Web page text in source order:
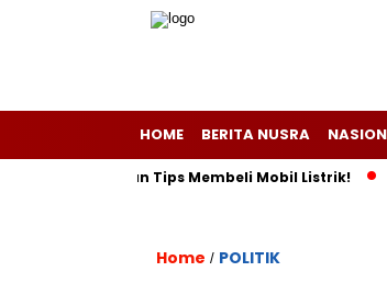
HOME BERITA NUSRA
dan Tips Membeli Mobil Listrik!
Home / POLITIK